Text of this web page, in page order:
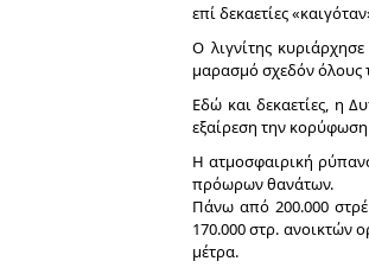
επί δεκαετίες
Ο λιγνίτης
μαρασμό σχεδόν όλους
Εδώ και δεκαετίες, η
εξαίρεση την κορύφωση
Η ατμοσφαιρική
πρόωρων θανάτων.
Πάνω από 200.000
170.000 στρ. ανοικτών
μέτρα.